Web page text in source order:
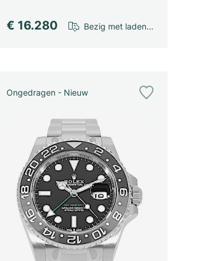
€ 16.280 Bezig met laden...
Ongedragen - Nieuw